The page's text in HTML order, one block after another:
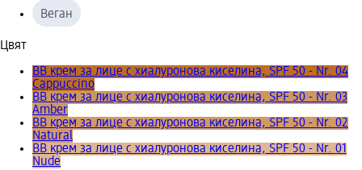
Веган
Цвят
BB крем за лице с хиалуронова киселина, SPF 50 - Nr. 04
Cappuccino
BB крем за лице с хиалуронова киселина, SPF 50 - Nr. 03
Amber
BB крем за лице с хиалуронова киселина, SPF 50 - Nr. 02
Natural
BB крем за лице с хиалуронова киселина, SPF 50 - Nr. 01
Nude